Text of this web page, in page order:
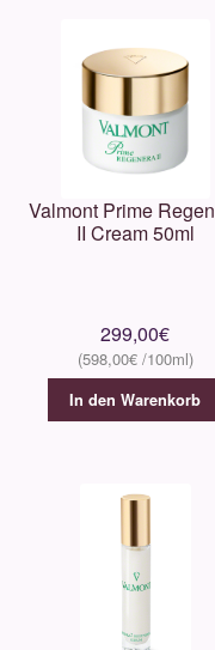
Valmont Prime
II Cream 50ml
299,00€
598,00€
In den Warenkorb